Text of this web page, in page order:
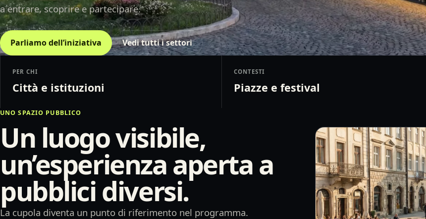
a entrare, scoprire e partecipare.
Parliamo dell’iniziativa Vedi tutti i settori
PER CHI
Città e istituzioni
CONTESTI
Piazze e festival
UNO SPAZIO PUBBLICO
Un luogo visibile,
un’esperienza aperta a
pubblici diversi.
La cupola diventa un punto di riferimento nel programma.